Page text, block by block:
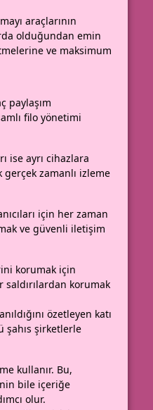
araçlarının
olduğundan emin
ve maksimum
paylaşım
filo yönetimi
ise ayrı cihazlara
zamanlı izleme
için her zaman
ve güvenli iletişim
korumak için
korumak
özetleyen katı
şahıs şirketlerle
kullanır. Bu,
bile içeriğe
olur.